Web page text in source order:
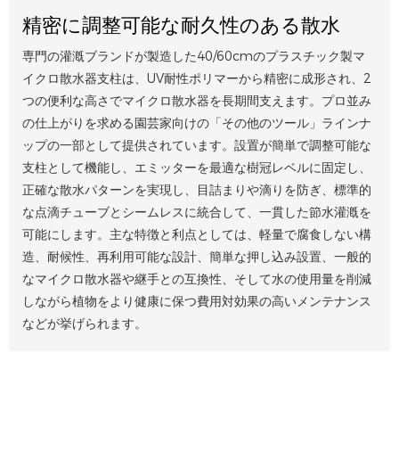
精密に調整可能な耐久性のある散水
専門の灌漑ブランドが製造した40/60cmのプラスチック製マ
イクロ散水器支柱は、UV耐性ポリマーから精密に成形され、2
つの便利な高さでマイクロ散水器を長期間支えます。プロ並み
の仕上がりを求める園芸家向けの「その他のツール」ラインナ
ップの一部として提供されています。設置が簡単で調整可能な
支柱として機能し、エミッターを最適な樹冠レベルに固定し、
正確な散水パターンを実現し、目詰まりや滴りを防ぎ、標準的
な点滴チューブとシームレスに統合して、一貫した節水灌漑を
可能にします。主な特徴と利点としては、軽量で腐食しない構
造、耐候性、再利用可能な設計、簡単な押し込み設置、一般的
なマイクロ散水器や継手との互換性、そして水の使用量を削減
しながら植物をより健康に保つ費用対効果の高いメンテナンス
などが挙げられます。